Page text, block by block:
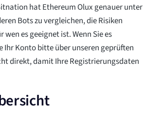
hat Ethereum Olux genauer unter
Bots zu vergleichen, die Risiken
es geeignet ist. Wenn Sie es
Ihr Konto bitte über unseren geprüften
direkt, damit Ihre Registrierungsdaten